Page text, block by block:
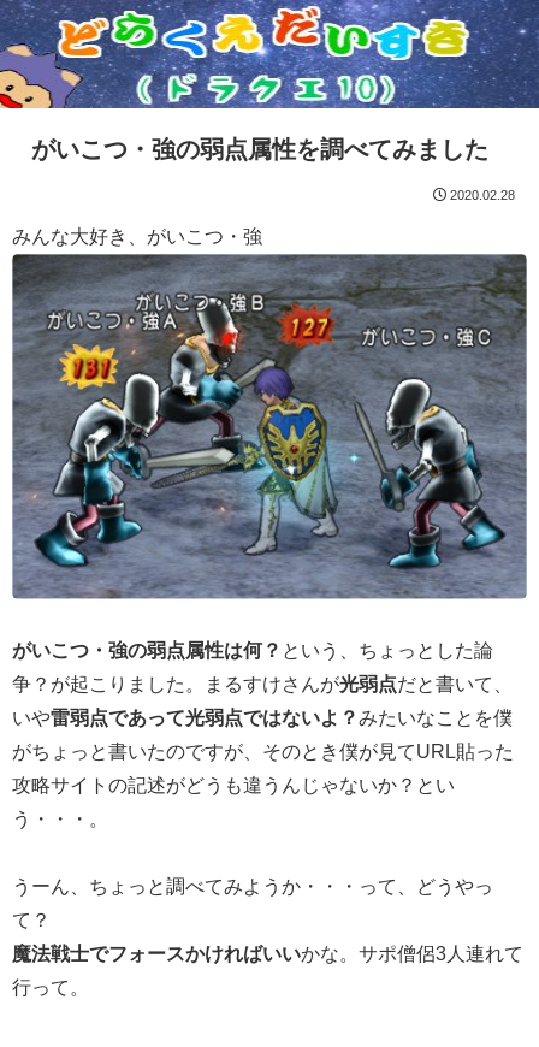
がいこつ・強の弱点属性を調べてみました
2020.02.28
みんな大好き、がいこつ・強
がいこつ・強の弱点属性は何？ という、ちょっとした論
争？が起こりました。まるすけさんが光弱点だと書いて、
いや雷弱点であって光弱点ではないよ？みたいなことを僕
がちょっと書いたのですが、そのとき僕が見てURL貼った
攻略サイトの記述がどうも違うんじゃないか？とい
う・・・。
うーん、ちょっと調べてみようか・・・って、どうやっ
て？
魔法戦士でフォースかければいいかな。サポ僧侶3人連れて
行って。